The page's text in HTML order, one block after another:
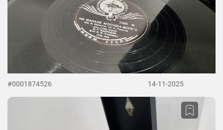
#0001874526 14-11-2025